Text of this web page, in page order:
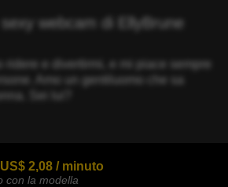
sexy webcam di EllyBrune
ridere e divertirmi, e mi piace sempre
Amo un gentiluomo che sa
Sei lui?
US$ 2,08 / minuto
con la modella